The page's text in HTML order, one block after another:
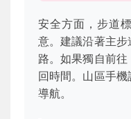
安全方面，步道
意。建議沿著主
路。如果獨自前
回時間。山區手
導航。